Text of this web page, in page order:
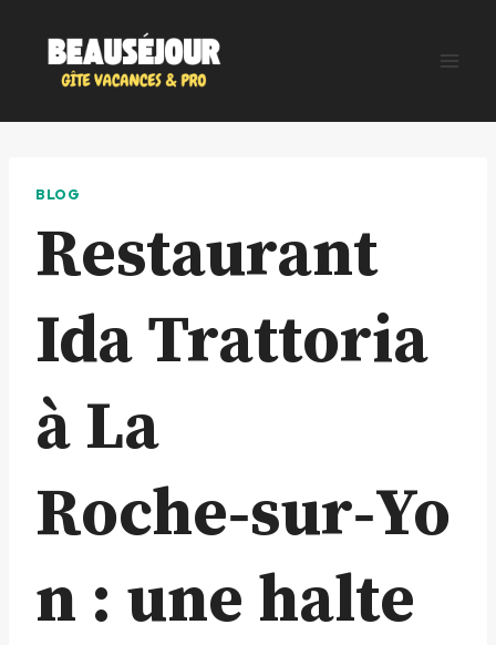
contenu
BLOG
Restaurant
Ida Trattoria
à La
Roche‑sur‑Yo
n : une halte